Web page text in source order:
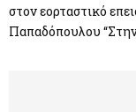
στον εορταστικό
Παπαδόπουλου